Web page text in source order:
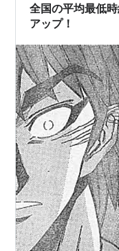
全国の平均最低
アップ！